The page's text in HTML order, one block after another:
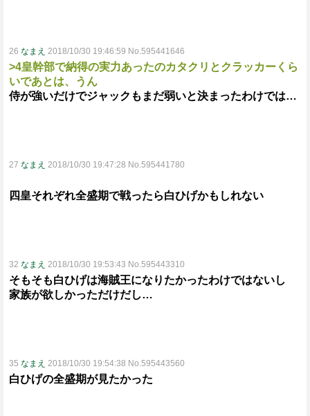
26 なまえ 2018/10/30 19:46:59 No.595441646
>4皇幹部で納得の実力あったのカタクリとクラッカーくら
いであとは、うん
侍が強いだけでジャックもまだ弱いと決まったわけでは…
27 なまえ 2018/10/30 19:47:28 No.595441780
四皇それぞれ全盛期で戦ったら白ひげかもしれない
32 なまえ 2018/10/30 19:53:43 No.595443310
そもそも白ひげは海賊王になりたかったわけではないし
家族が欲しかっただけだし…
35 なまえ 2018/10/30 19:54:38 No.595443560
白ひげの全盛期が見たかった